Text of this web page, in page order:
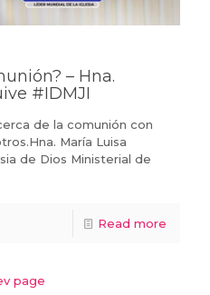
– Hna.
#IDMJI
de la comunión con
María Luisa
de Dios Ministerial de
Read more
page